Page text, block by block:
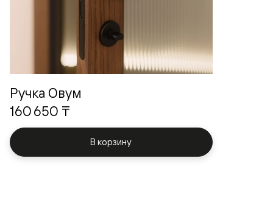
Ручка Овум
160 650 ₸
В корзину